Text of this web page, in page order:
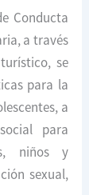
Conducta
a través
se
para la
a
para
niños y
sexual,